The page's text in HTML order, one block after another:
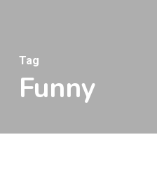
main
content
Tag
Funny